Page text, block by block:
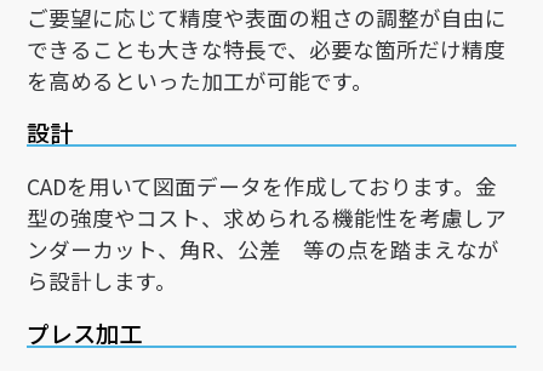
ご要望に応じて精度や表面の粗さの調整が自由に
できることも大きな特長で、必要な箇所だけ精度
を高めるといった加工が可能です。
設計
CADを用いて図面データを作成しております。金
型の強度やコスト、求められる機能性を考慮しア
ンダーカット、角R、公差 等の点を踏まえなが
ら設計します。
プレス加工